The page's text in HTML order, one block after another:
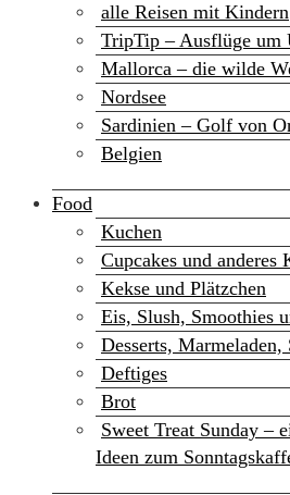
alle Reisen mit Kindern
TripTip – Ausflüge um
Mallorca – die wilde
Nordsee
Sardinien – Golf von
Belgien
Food
Kuchen
Cupcakes und anderes
Kekse und Plätzchen
Eis, Slush, Smoothies
Desserts,
Deftiges
Brot
Sweet Treat Sunday –
Ideen zum